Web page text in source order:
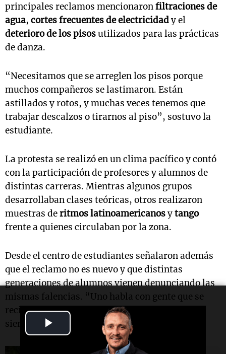
principales reclamos mencionaronfiltraciones de
agua, cortes frecuentes de electricidady el
deterioro de los pisosutilizados para las prácticas
de danza.
“Necesitamos que se arreglen los pisos porque
muchos compañeros se lastimaron. Están
astillados y rotos, y muchas veces tenemos que
trabajar descalzos o tirarnos al piso”, sostuvo la
estudiante.
La protesta se realizó en un clima pacífico y contó
con la participación de profesores y alumnos de
distintas carreras. Mientras algunos grupos
desarrollaban clases teóricas, otros realizaron
muestras deritmos latinoamericanosytango
frente a quienes circulaban por la zona.
Desde el centro de estudiantes señalaron además
que el reclamo no es nuevo y que distintas
generaciones de alumnos vienen denunciando las
mismas falencias. “Uno habla con gente que se
recibió hace diez años y los reclamos siguen
siendo exactamente los mismos”, remarcaron.